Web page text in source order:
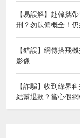
【易誤解】赴韓攜
刑？勿以偏概全！
【錯誤】網傳搭飛
影像
【詐騙】收到綠界
結幫退款？當心假